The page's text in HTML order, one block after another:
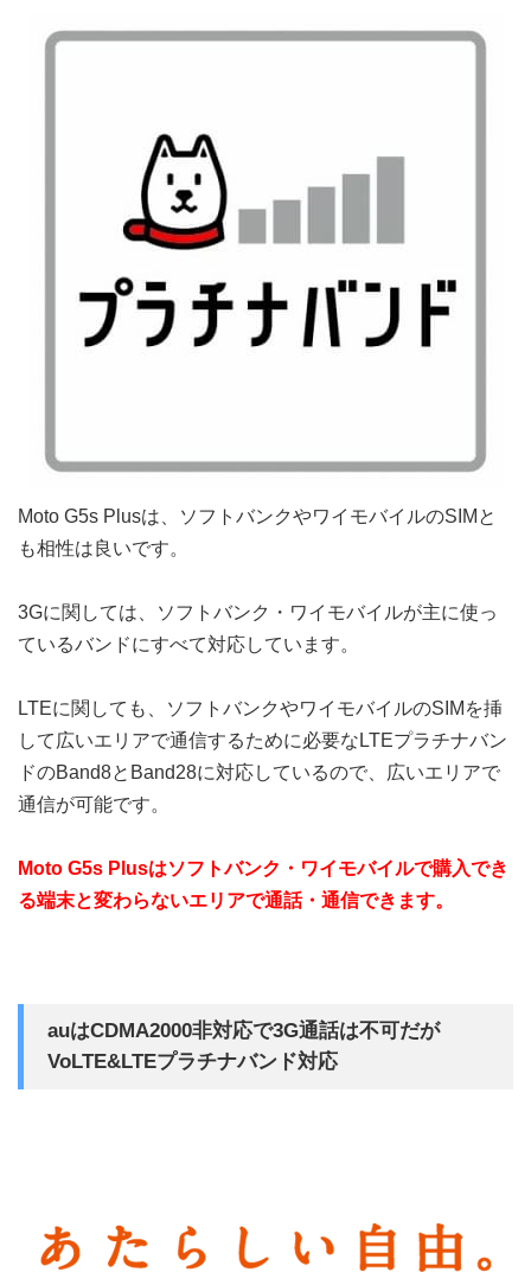
Moto G5s Plusは、ソフトバンクやワイモバイルのSIMと
も相性は良いです。
3Gに関しては、ソフトバンク・ワイモバイルが主に使っ
ているバンドにすべて対応しています。
LTEに関しても、ソフトバンクやワイモバイルのSIMを挿
して広いエリアで通信するために必要なLTEプラチナバン
ドのBand8とBand28に対応しているので、広いエリアで
通信が可能です。
Moto G5s Plusはソフトバンク・ワイモバイルで購入でき
る端末と変わらないエリアで通話・通信できます。
auはCDMA2000非対応で3G通話は不可だが
VoLTE&LTEプラチナバンド対応